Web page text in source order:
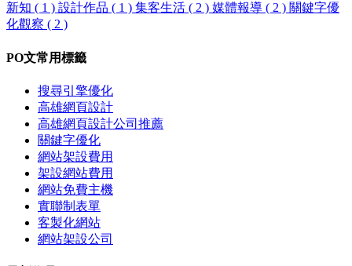
新知 ( 1 ) 設計作品 ( 1 ) 集客生活 ( 2 ) 媒體報導 ( 2 ) 關鍵字優
化觀察 ( 2 )
PO文常用標籤
搜尋引擎優化
高雄網頁設計
高雄網頁設計公司推薦
關鍵字優化
網站架設費用
架設網站費用
網站免費主機
實聯制表單
客製化網站
網站架設公司